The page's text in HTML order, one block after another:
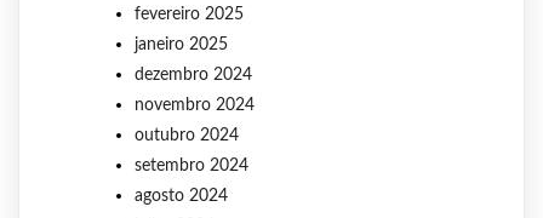
fevereiro 2025
janeiro 2025
dezembro 2024
novembro 2024
outubro 2024
setembro 2024
agosto 2024